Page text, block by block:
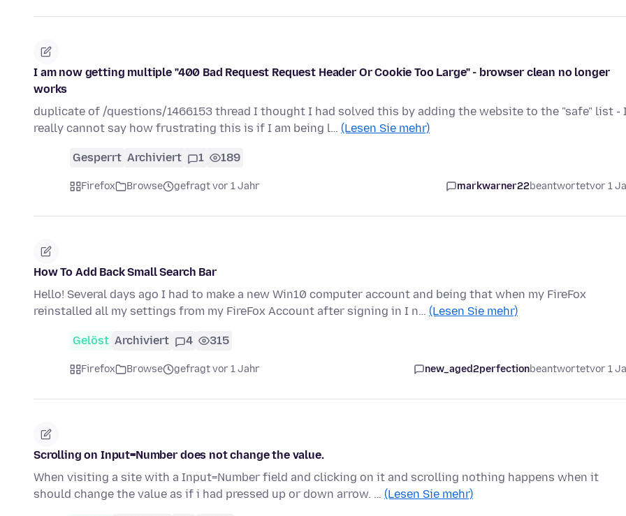
I am now getting multiple "400 Bad Request Request Header Or Cookie Too Large" - browser clean no longer
works
duplicate of /questions/1466153 thread I thought I had solved this by adding the website to the "safe" list -
really cannot say how frustrating this is if I am being l… (Lesen Sie mehr)
Gesperrt Archiviert 1 189
Firefox Browse gefragt vor 1 Jahr markwarner22beantwortetvor 1
How To Add Back Small Search Bar
Hello! Several days ago I had to make a new Win10 computer account and being that when my FireFox
reinstalled all my settings from my FireFox Account after signing in I n… (Lesen Sie mehr)
Gelöst Archiviert 4 315
Firefox Browse gefragt vor 1 Jahr new_aged2perfectionbeantwortetvor 1
Scrolling on Input=Number does not change the value.
When visiting a site with a Input=Number field and clicking on it and scrolling nothing happens when it
should change the value as if i had pressed up or down arrow. … (Lesen Sie mehr)